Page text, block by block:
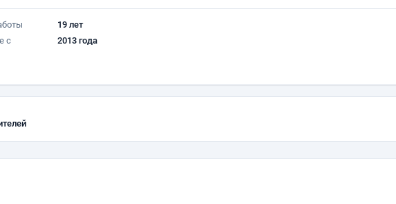
19 лет
с
2013 года